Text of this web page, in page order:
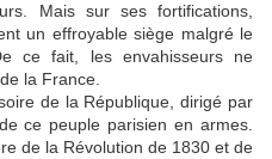
Mais sur ses fortifications,
un effroyable siège malgré le
ce fait, les envahisseurs ne
la France.
de la République, dirigé par
ce peuple parisien en armes.
de la Révolution de 1830 et de